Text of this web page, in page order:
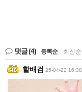
댓글(4) 등록순 최신순
할배검 25-04-22 16:38